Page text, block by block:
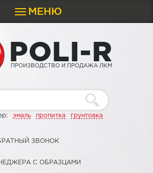
Toggle
navigation
МЕНЮ
POLI-R
ПРОИЗВОДСТВО И ПРОДАЖА ЛКМ
эмаль пропитка грунтовка
ЗВОНОК
С ОБРАЗЦАМИ